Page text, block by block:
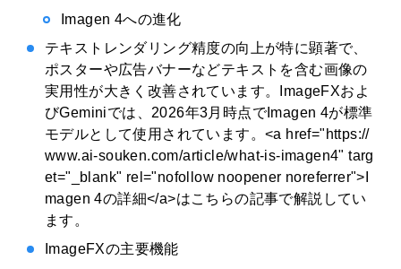
Imagen 4への進化
テキストレンダリング精度の向上が特に顕著で、
ポスターや広告バナーなどテキストを含む画像の
実用性が大きく改善されています。ImageFXおよ
びGeminiでは、2026年3月時点でImagen 4が標準
モデルとして使用されています。<a href="https://
www.ai-souken.com/article/what-is-imagen4" targ
et="_blank" rel="nofollow noopener noreferrer">I
magen 4の詳細</a>はこちらの記事で解説してい
ます。
ImageFXの主要機能